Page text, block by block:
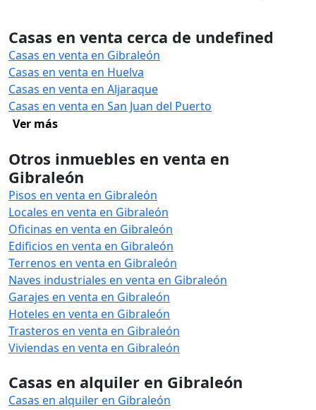
Casas en venta cerca de undefined
Casas en venta en Gibraleón
Casas en venta en Huelva
Casas en venta en Aljaraque
Casas en venta en San Juan del Puerto
Ver más
Otros inmuebles en venta en
Gibraleón
Pisos en venta en Gibraleón
Locales en venta en Gibraleón
Oficinas en venta en Gibraleón
Edificios en venta en Gibraleón
Terrenos en venta en Gibraleón
Naves industriales en venta en Gibraleón
Garajes en venta en Gibraleón
Hoteles en venta en Gibraleón
Trasteros en venta en Gibraleón
Viviendas en venta en Gibraleón
Casas en alquiler en Gibraleón
Casas en alquiler en Gibraleón